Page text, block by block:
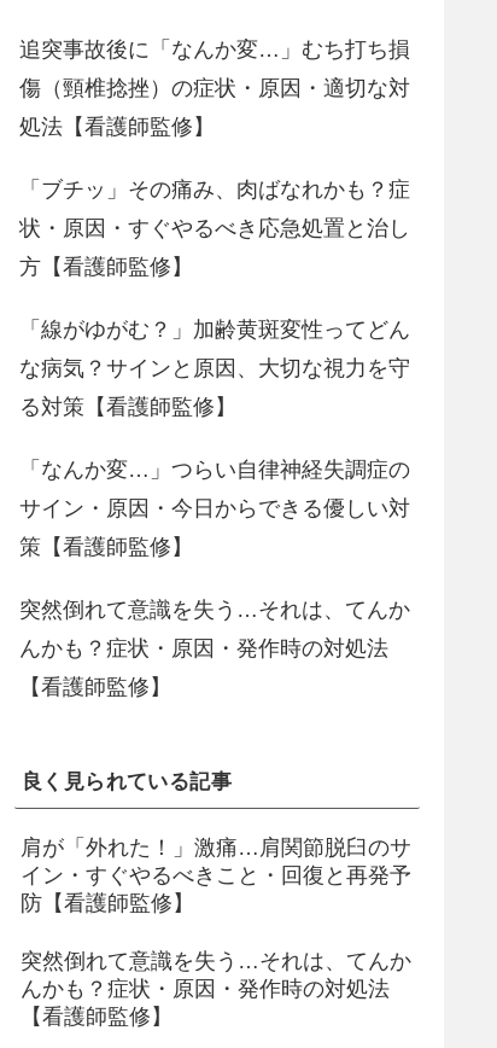
追突事故後に「なんか変…」むち打ち損
傷（頸椎捻挫）の症状・原因・適切な対
処法【看護師監修】
「ブチッ」その痛み、肉ばなれかも？症
状・原因・すぐやるべき応急処置と治し
方【看護師監修】
「線がゆがむ？」加齢黄斑変性ってどん
な病気？サインと原因、大切な視力を守
る対策【看護師監修】
「なんか変…」つらい自律神経失調症の
サイン・原因・今日からできる優しい対
策【看護師監修】
突然倒れて意識を失う…それは、てんか
んかも？症状・原因・発作時の対処法
【看護師監修】
良く見られている記事
肩が「外れた！」激痛…肩関節脱臼のサ
イン・すぐやるべきこと・回復と再発予
防【看護師監修】
突然倒れて意識を失う…それは、てんか
んかも？症状・原因・発作時の対処法
【看護師監修】